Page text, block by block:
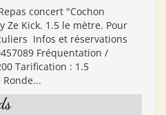
concert "Cochon
Ze Kick. 1.5 le mètre. Pour
Infos et réservations
Fréquentation /
Tarification : 1.5